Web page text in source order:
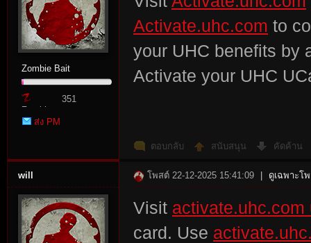
Zombie Bait
Zombie
Point
351
ส่ง PM
Activate.uhc.com to
your UHC benefits by
Activate your UHC
ตอบกลับ สนับสนุน คัดค้าน
will โพสต์ 22-12-2025 15:41:09 ดูเฉพาะโ
Visit activate.uhc.com
card. Use